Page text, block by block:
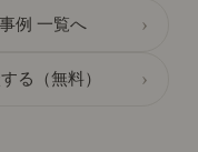
例 一覧へ ›
る（無料） ›